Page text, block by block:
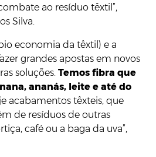
ao resíduo têxtil”,
Silva.
economia da têxtil) e a
grandes apostas em novos
soluções. Temos fibra que
ananás, leite e até do
acabamentos têxteis, que
de resíduos de outras
café ou a baga da uva”,